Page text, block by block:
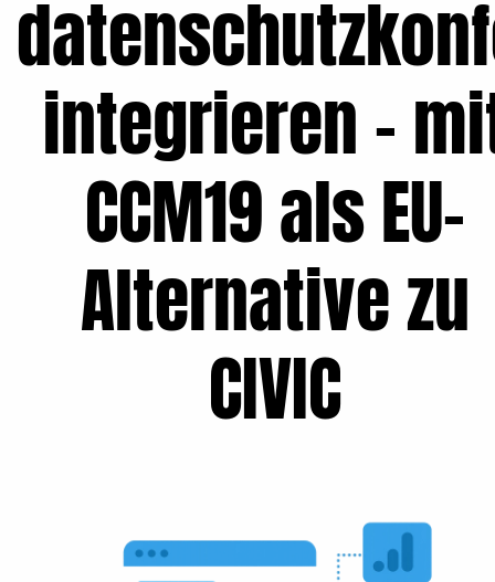
integrieren –
CCM19 als EU-
Alternative zu
CIVIC